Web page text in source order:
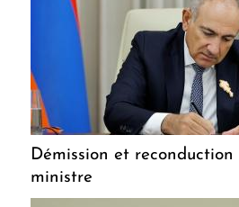
Démission et reconduction
ministre